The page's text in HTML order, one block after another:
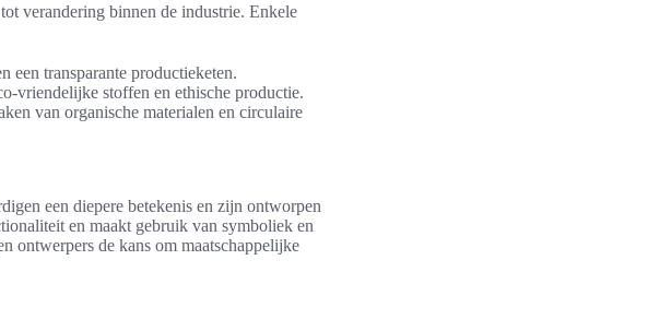
verandering binnen de industrie. Enkele
een transparante productieketen.
vriendelijke stoffen en ethische productie.
van organische materialen en circulaire
een diepere betekenis en zijn ontworpen
en maakt gebruik van symboliek en
ontwerpers de kans om maatschappelijke